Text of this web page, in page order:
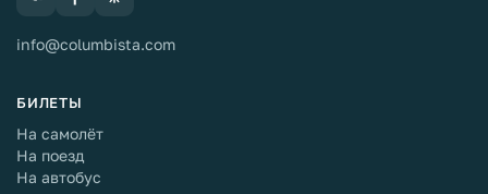
info@columbista.com
БИЛЕТЫ
На самолёт
На поезд
На автобус